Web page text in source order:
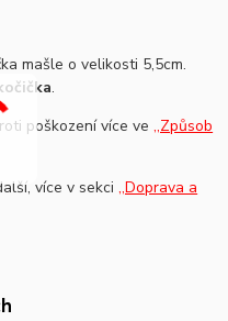
mašle o velikosti 5,5cm.
.
poškození více ve,,Způsob
více v sekci,,Doprava a